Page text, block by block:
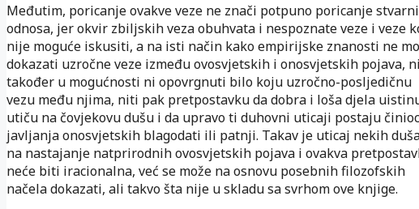
Međutim, poricanje ovakve veze ne znači potpuno poricanje
odnosa, jer okvir zbiljskih veza obuhvata i nespoznate veze i veze
nije moguće iskusiti, a na isti način kako empirijske znanosti ne
dokazati uzročne veze između ovosvjetskih i onosvjetskih pojava,
također u mogućnosti ni opovrgnuti bilo koju uzročno-posljedičnu
vezu među njima, niti pak pretpostavku da dobra i loša djela
utiču na čovjekovu dušu i da upravo ti duhovni uticaji postaju
javljanja onosvjetskih blagodati ili patnji. Takav je uticaj nekih
na nastajanje natprirodnih ovosvjetskih pojava i ovakva
neće biti iracionalna, već se može na osnovu posebnih filozofskih
načela dokazati, ali takvo šta nije u skladu sa svrhom ove knjige.